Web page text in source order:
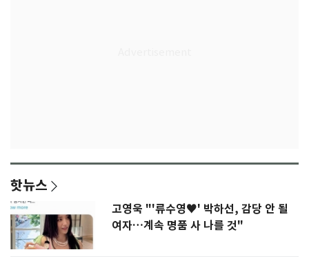
핫뉴스
고영욱 "'류수영♥' 박하선, 감당 안 될
여자…계속 명품 사 나를 것"